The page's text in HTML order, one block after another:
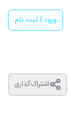
ورود | ثبت نام
اشتراک‌گذاری